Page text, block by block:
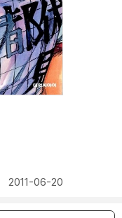
2011-06-20